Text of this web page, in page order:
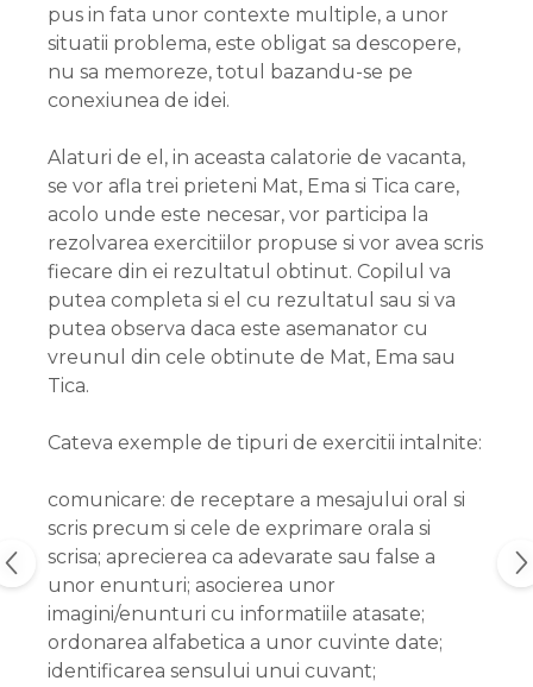
pus in fata unor contexte multiple, a unor
situatii problema, este obligat sa descopere,
nu sa memoreze, totul bazandu-se pe
conexiunea de idei.
Alaturi de el, in aceasta calatorie de vacanta,
se vor afla trei prieteni Mat, Ema si Tica care,
acolo unde este necesar, vor participa la
rezolvarea exercitiilor propuse si vor avea scris
fiecare din ei rezultatul obtinut. Copilul va
putea completa si el cu rezultatul sau si va
putea observa daca este asemanator cu
vreunul din cele obtinute de Mat, Ema sau
Tica.
Cateva exemple de tipuri de exercitii intalnite:
comunicare: de receptare a mesajului oral si
scris precum si cele de exprimare orala si
scrisa; aprecierea ca adevarate sau false a
unor enunturi; asocierea unor
imagini/enunturi cu informatiile atasate;
ordonarea alfabetica a unor cuvinte date;
identificarea sensului unui cuvant;